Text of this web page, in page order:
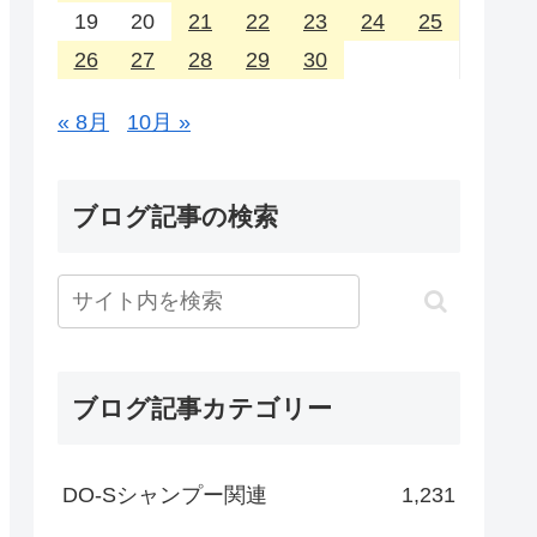
19 20 21 22 23 24
25
26
27 28 29 30
« 8月 10月 »
ブログ記事の検索
ブログ記事カテゴリー
DO-Sシャンプー関連 1,231